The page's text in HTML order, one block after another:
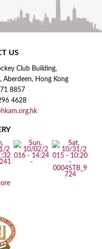
US
Club Building,
Aberdeen, Hong Kong
8857
4628